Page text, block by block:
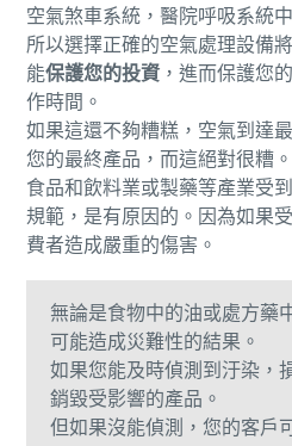
空氣煞車系統，醫院呼吸系統
所以選擇正確的空氣處理設備
能保護您的投資，進而保護您
作時間。
如果這還不夠糟糕，空氣到達
您的最終產品，而這絕對很糟。
食品和飲料業或製藥等產業受
規範，是有原因的。因為如果
費者造成嚴重的傷害。
無論是食物中的油或處方藥
可能造成災難性的結果。
如果您能及時偵測到汙染，
銷毀受影響的產品。
但如果沒能偵測，您的客戶